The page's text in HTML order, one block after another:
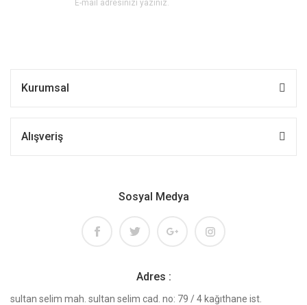
Kurumsal
Alışveriş
Sosyal Medya
Adres :
sultan selim mah. sultan selim cad. no: 79 / 4 kağıthane ist.